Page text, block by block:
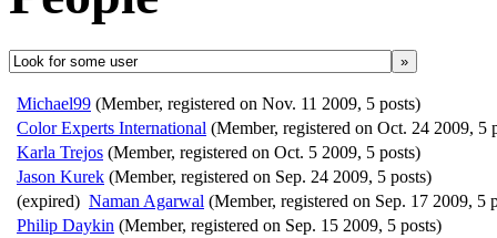
»
Michael99 (Member, registered on Nov. 11 2009, 5 posts)
Color Experts International (Member, registered on Oct. 24 2009, 5
Karla Trejos (Member, registered on Oct. 5 2009, 5 posts)
Jason Kurek (Member, registered on Sep. 24 2009, 5 posts)
(expired) Naman Agarwal (Member, registered on Sep. 17 2009, 5
Philip Daykin (Member, registered on Sep. 15 2009, 5 posts)